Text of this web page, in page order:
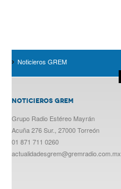
Noticieros GREM
NOTICIEROS GREM
Grupo Radio Estéreo Mayrán
Acuña 276 Sur., 27000 Torreón
01 871 711 0260
actualidadesgrem@gremradio.com.mx